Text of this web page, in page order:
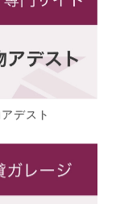
デスト